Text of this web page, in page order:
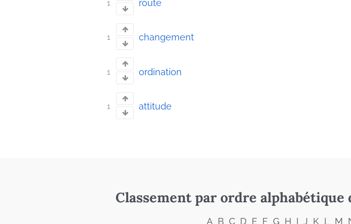
1 route
1 changement
1 ordination
1 attitude
Classement par ordre
A B C D E F G H I J K L M